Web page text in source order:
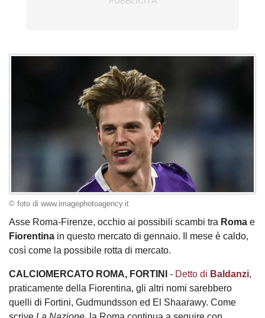
© foto di www.imagephotoagency.it
Asse Roma-Firenze, occhio ai possibili scambi tra Roma e
Fiorentina in questo mercato di gennaio. Il mese è caldo,
così come la possibile rotta di mercato.
CALCIOMERCATO ROMA, FORTINI - Detto di Baldanzi,
praticamente della Fiorentina, gli altri nomi sarebbero
quelli di Fortini, Gudmundsson ed El Shaarawy. Come